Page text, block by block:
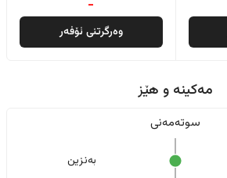
-
وەرگرتنی ئۆفەر
مەکینە و هێز
سوتەمەنی
بەنزین